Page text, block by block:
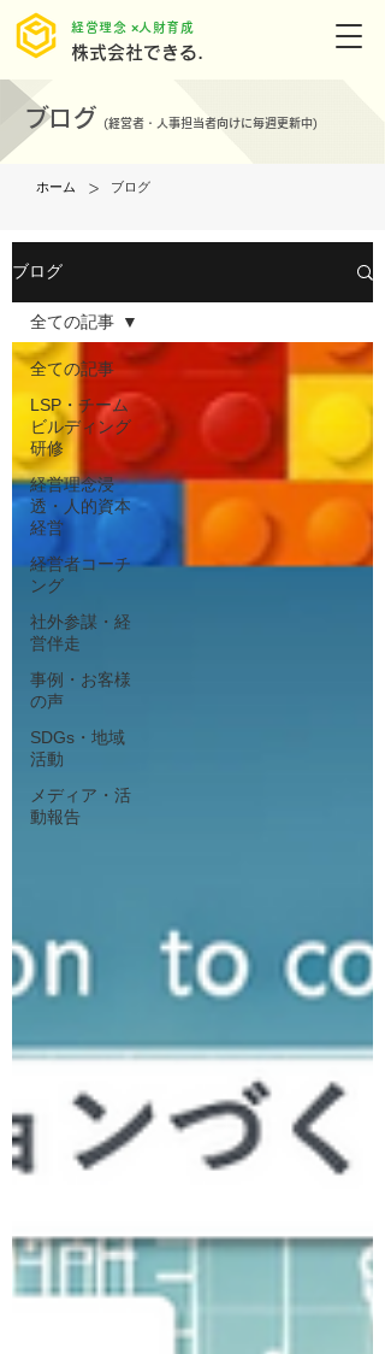
株式会社できる.
​経営理念 ×人財育成
ブログ (経営者・人事担当者向けに毎週更新中)
ホーム > ブログ
ブログ
全ての記事
LSP・チーム
ビルディング
研修
経営理念浸
透・人的資本
経営
経営者コーチ
ング
社外参謀・経
営伴走
事例・お客様
の声
SDGs・地域
活動
メディア・活
動報告
全ての記事